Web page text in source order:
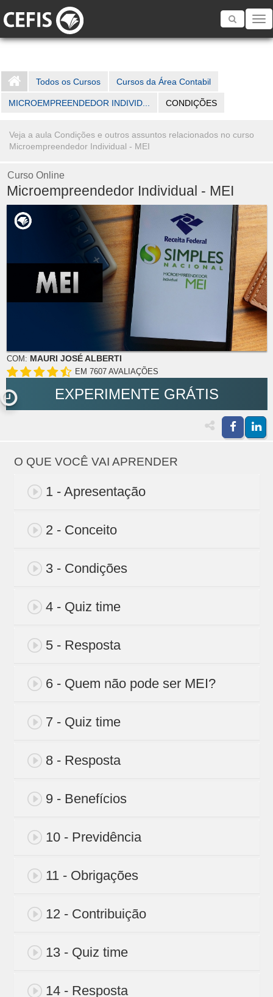
Toggle
Todos os Cursos Cursos da Área Contabil
MICROEMPREENDEDOR INDIVID... CONDIÇÕES
Veja a aula Condições e outros assuntos relacionados no curso
Microempreendedor Individual - MEI
Curso Online
Microempreendedor Individual - MEI
COM: MAURI JOSÉ ALBERTI
EM 7607 AVALIAÇÕES
EXPERIMENTE GRÁTIS
O QUE VOCÊ VAI APRENDER
1 - Apresentação
2 - Conceito
3 - Condições
4 - Quiz time
5 - Resposta
6 - Quem não pode ser MEI?
7 - Quiz time
8 - Resposta
9 - Benefícios
10 - Previdência
11 - Obrigações
12 - Contribuição
13 - Quiz time
14 - Resposta